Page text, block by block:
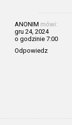
ANONIM mówi:
gru 24, 2024
o godzinie 7:00
Odpowiedz